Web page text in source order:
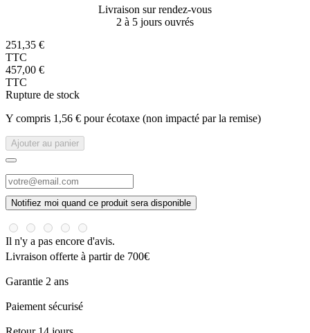
Livraison sur rendez-vous
2 à 5 jours ouvrés
251,35 €
TTC
457,00 €
TTC
Rupture de stock
Y compris 1,56 € pour écotaxe (non impacté par la remise)
Ajouter au panier
Notifiez moi quand ce produit sera disponible
Il n'y a pas encore d'avis.
Livraison offerte à partir de 700€
Garantie 2 ans
Paiement sécurisé